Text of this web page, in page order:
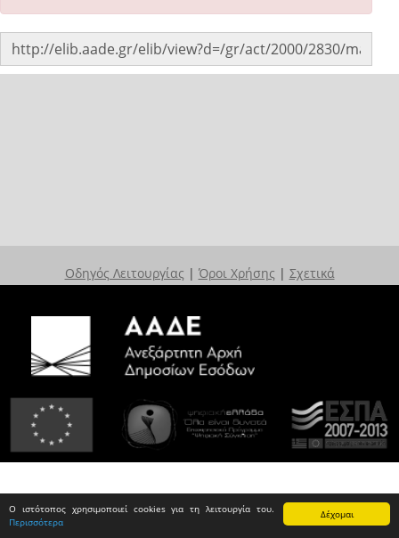
Δέχομαι
Ο ιστότοπος χρησιμοποιεί cookies για τη λειτουργία του.
Περισσότερα
Οδηγός Λειτουργίας | Όροι Χρήσης | Σχετικά